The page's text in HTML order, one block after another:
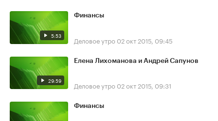
5:53
Финансы
Деловое утро 02 окт 2015, 09:45
29:59
Елена Лихоманова и Андрей Сапунов
Деловое утро 02 окт 2015, 09:31
Финансы